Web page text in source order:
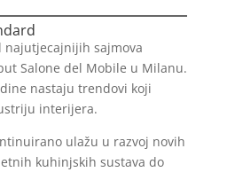
sajmova
Salone del Mobile u Milanu.
nastaju trendovi koji
interijera.
ulažu u razvoj novih
kuhinjskih sustava do